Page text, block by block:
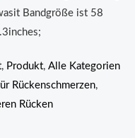
Bandgröße ist 58
, Produkt, Alle Kategorien
Rückenschmerzen,
Rücken